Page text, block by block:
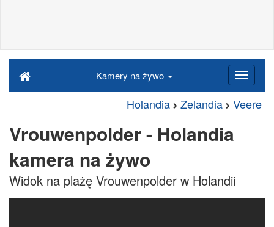
Kamery na żywo
Holandia Zelandia Veere
Vrouwenpolder - Holandia
kamera na żywo
Widok na plażę Vrouwenpolder w Holandii